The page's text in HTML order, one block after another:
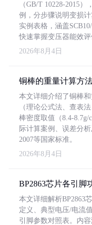
（GB/T 10228-2015
例，分步骤说明变损
实例表格，涵盖
快速掌握变压器能效评
2026年8月4日
铜棒的重量计算方
本文详细介绍了铜棒
（理论公式法、查表
棒密度取值（8.4-8.7g/
际计算案例、误差分
2007等国家标准。
2026年8月4日
BP2863芯片各引脚
本文详细解析BP2863
定义、典型电压/电流
引脚参数对照表。内